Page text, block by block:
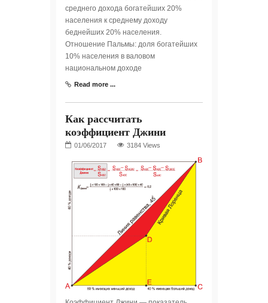
среднего дохода богатейших 20%
населения к среднему доходу
беднейших 20% населения.
Отношение Пальмы: доля богатейших
10% населения в валовом
национальном доходе
Read more ...
Как рассчитать
коэффициент Джини
3184 Views